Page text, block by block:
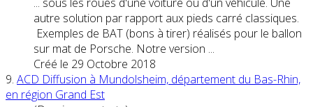
autre solution par rapport aux pieds carré classiques.
Exemples de BAT (bons à tirer) réalisés pour le ballon
sur mat de Porsche. Notre version ...
Créé le 29 Octobre 2018
9. ACD Diffusion à Mundolsheim, département du Bas-Rhin,
en région Grand Est